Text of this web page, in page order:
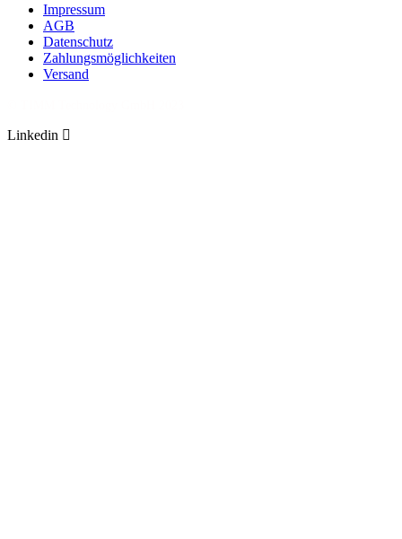
Impressum
AGB
Datenschutz
Zahlungsmöglichkeiten
Versand
Linkedin